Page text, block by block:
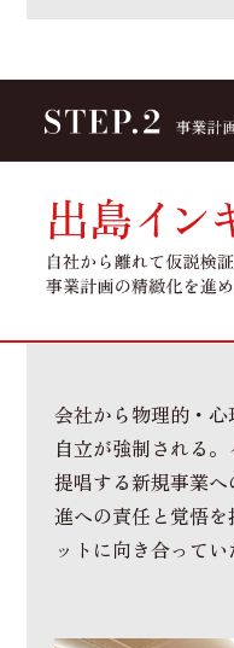
会社から物理的・心
自立が強制される
提唱する新規事業
進への責任と覚悟
ットに向き合ってい